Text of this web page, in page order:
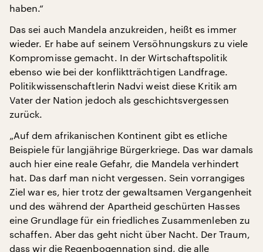
haben.“
Das sei auch Mandela anzukreiden, heißt es immer
wieder. Er habe auf seinem Versöhnungskurs zu viele
Kompromisse gemacht. In der Wirtschaftspolitik
ebenso wie bei der konfliktträchtigen Landfrage.
Politikwissenschaftlerin Nadvi weist diese Kritik am
Vater der Nation jedoch als geschichtsvergessen
zurück.
„Auf dem afrikanischen Kontinent gibt es etliche
Beispiele für langjährige Bürgerkriege. Das war damals
auch hier eine reale Gefahr, die Mandela verhindert
hat. Das darf man nicht vergessen. Sein vorrangiges
Ziel war es, hier trotz der gewaltsamen Vergangenheit
und des während der Apartheid geschürten Hasses
eine Grundlage für ein friedliches Zusammenleben zu
schaffen. Aber das geht nicht über Nacht. Der Traum,
dass wir die Regenbogennation sind, die alle